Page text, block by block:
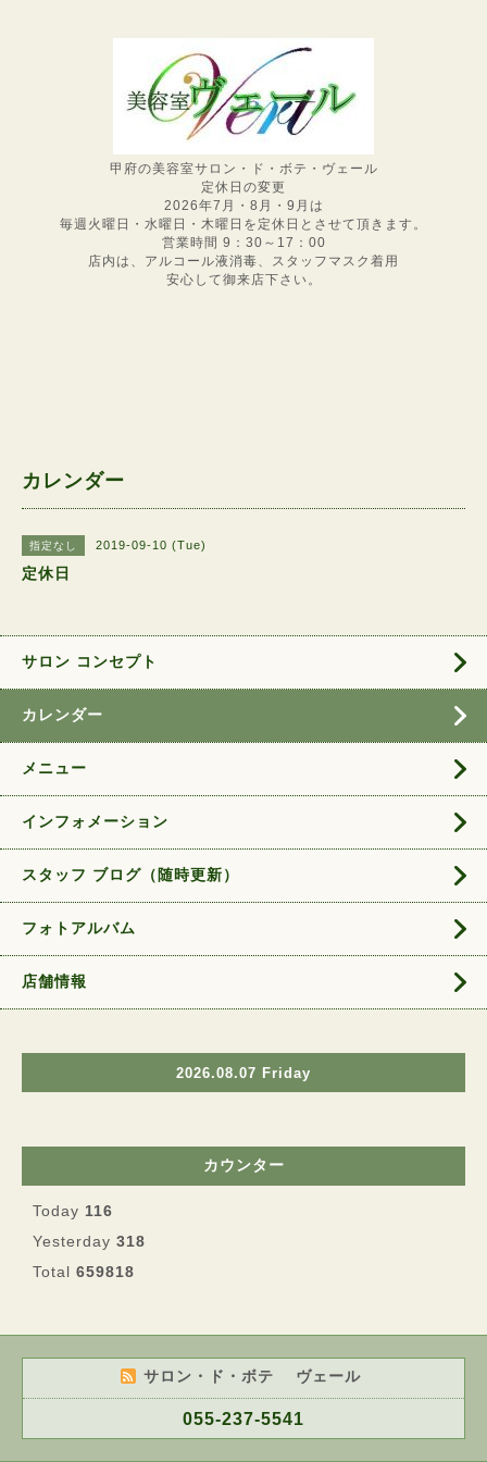
甲府の美容室サロン・ド・ボテ・ヴェール
定休日の変更
2026年7月・8月・9月は
毎週火曜日・水曜日・木曜日を定休日とさせて頂きます。
営業時間 9：30～17：00
店内は、アルコール液消毒、スタッフマスク着用
安心して御来店下さい。
カレンダー
指定なし 2019-09-10 (Tue)
定休日
サロン コンセプト
カレンダー
メニュー
インフォメーション
スタッフ ブログ（随時更新）
フォトアルバム
店舗情報
2026.08.07 Friday
カウンター
Today 116
Yesterday 318
Total 659818
サロン・ド・ボテ ヴェール
055-237-5541